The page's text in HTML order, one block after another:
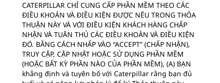
CATERPILLAR CHỈ CUNG CẤP PHẦN MỀM THEO CÁC
ĐIỀU KHOẢN VÀ ĐIỀU KIỆN ĐƯỢC NÊU TRONG THỎA
THUẬN NÀY VÀ VỚI ĐIỀU KIỆN KHÁCH HÀNG CHẤP
NHẬN VÀ TUÂN THỦ CÁC ĐIỀU KHOẢN VÀ ĐIỀU KIỆN
ĐÓ. BẰNG CÁCH NHẤP VÀO “ACCEPT” (CHẤP NHẬN),
TRUY CẬP, CẬP NHẬT HOẶC SỬ DỤNG PHẦN MỀM
(HOẶC BẤT KỲ PHẦN NÀO CỦA PHẦN MỀM), (A) BẠN
khẳng định và tuyên bố với Caterpillar rằng bạn đủ